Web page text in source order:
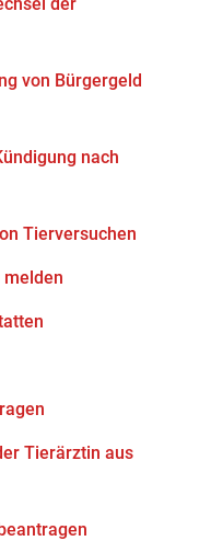
von Bürgergeld
nach
Tierversuchen
Tierärztin aus